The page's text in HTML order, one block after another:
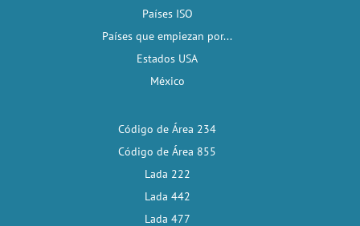
Países ISO
Países que empiezan por...
Estados USA
México
Código de Área 234
Código de Área 855
Lada 222
Lada 442
Lada 477